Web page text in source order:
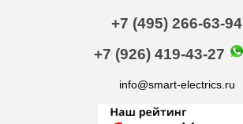
+7 (495) 266-63-94
+7 (926) 419-43-27
info@smart-electrics.ru